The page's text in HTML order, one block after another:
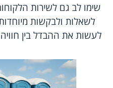
שימו לב גם לשירות
לשאלות ולבקשות
לעשות את ההבדל בין